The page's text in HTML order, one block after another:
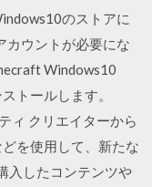
のストアに
ウントが必要にな
Windows10
トールします。
ィ クリエイターから
を使用して、新たな
入したコンテンツや